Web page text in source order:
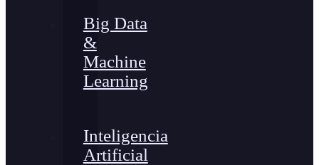
Big Data
&
Machine
Learning
Inteligencia
Artificial